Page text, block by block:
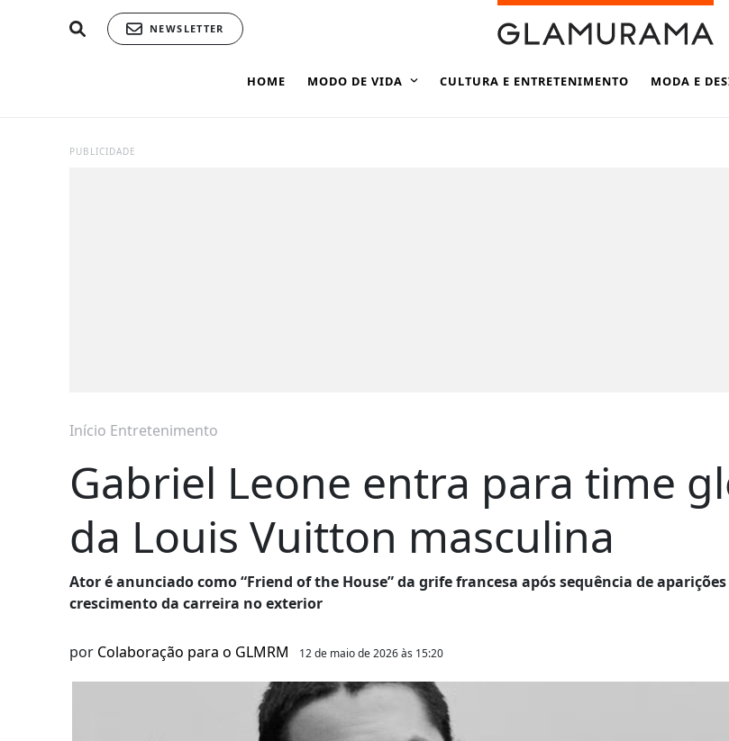
NEWSLETTER
HOME MODO DE VIDA CULTURA E ENTRETENIMENTO MODA E
PUBLICIDADE
Início Entretenimento
Gabriel Leone entra para time
da Louis Vuitton masculina
Ator é anunciado como “Friend of the House” da grife francesa após sequência de
crescimento da carreira no exterior
por Colaboração para o GLMRM 12 de maio de 2026 às 15:20